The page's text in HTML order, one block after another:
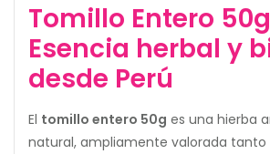
Tomillo Entero
Esencia herbal y
desde Perú
El tomillo entero 50g es una hierba
natural, ampliamente valorada tanto